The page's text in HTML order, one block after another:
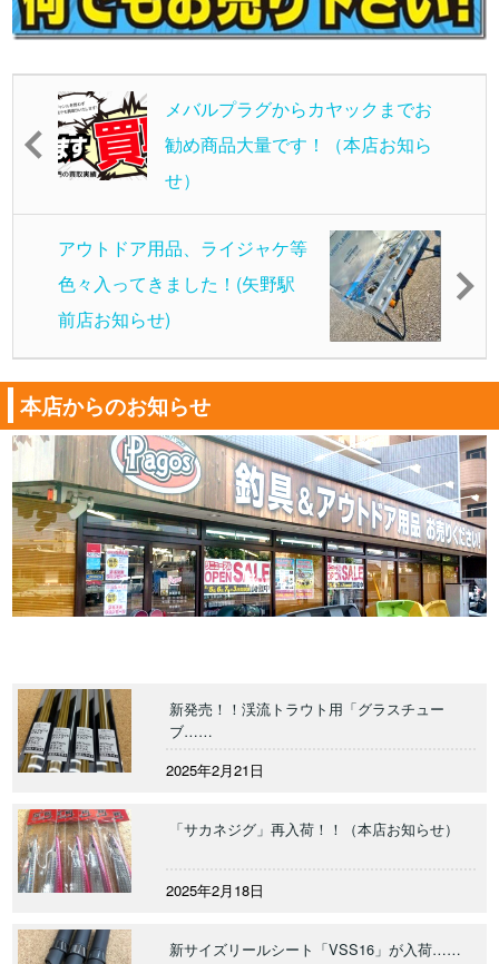
メバルプラグからカヤックまでお
勧め商品大量です！（本店お知ら
せ）
アウトドア用品、ライジャケ等
色々入ってきました！(矢野駅
前店お知らせ)
本店からのお知らせ
新発売！！渓流トラウト用「グラスチュー
ブ……
2025年2月21日
「サカネジグ」再入荷！！（本店お知らせ）
2025年2月18日
新サイズリールシート「VSS16」が入荷……